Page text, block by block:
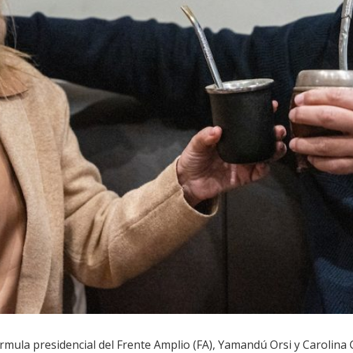
presidencial del Frente Amplio (FA), Yamandú Orsi y Carolina